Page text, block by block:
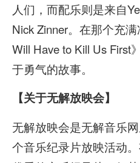
人们，而配乐则是来自
Nick Zinner。在那个充
Will Have to Kill Us First
于勇气的故事。
【关于无解放映会】
无解放映会是无解音乐
个音乐纪录片放映活动